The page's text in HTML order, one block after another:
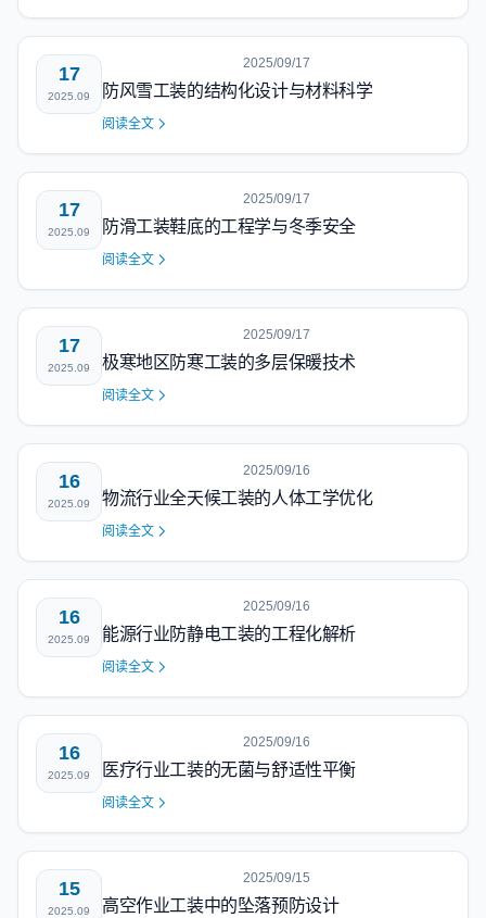
17
2025.09
2025/09/17
防风雪工装的结构化设计与材料科学
阅读全文
17
2025.09
2025/09/17
防滑工装鞋底的工程学与冬季安全
阅读全文
17
2025.09
2025/09/17
极寒地区防寒工装的多层保暖技术
阅读全文
16
2025.09
2025/09/16
物流行业全天候工装的人体工学优化
阅读全文
16
2025.09
2025/09/16
能源行业防静电工装的工程化解析
阅读全文
16
2025.09
2025/09/16
医疗行业工装的无菌与舒适性平衡
阅读全文
15
2025.09
2025/09/15
高空作业工装中的坠落预防设计